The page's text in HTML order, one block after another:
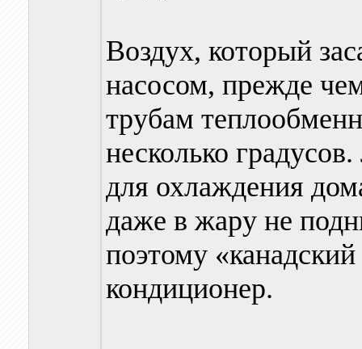
Воздух, который
насосом, прежде
трубам
несколько
для охлаждения
даже в жару не
поэтому
кондиционер.